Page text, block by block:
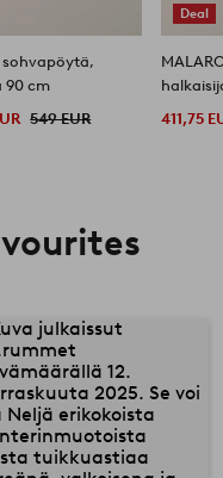
sohvapöytä,
90 cm
549 EUR
Deal
411,75